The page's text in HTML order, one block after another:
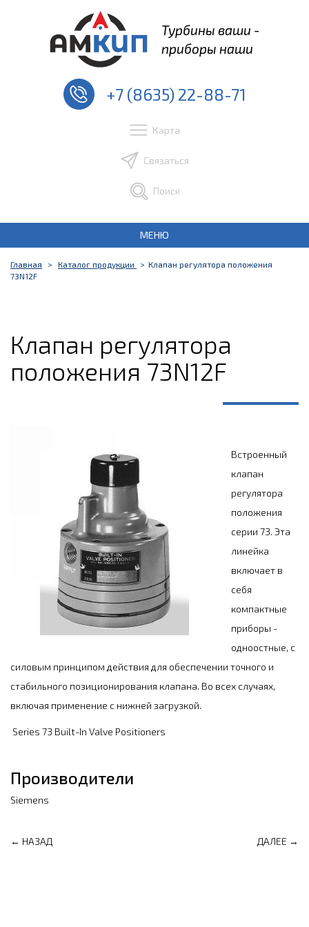
Турбины ваши -
приборы наши
+7 (8635) 22-88-71
Карта
Связаться
Поиск
МЕНЮ
Главная Каталог продукции
Клапан регулятора положения
73N12F
Клапан регулятора
положения 73N12F
Встроенный
клапан
регулятора
положения
серии 73. Эта
линейка
включает в
себя
компактные
приборы -
одноостные, с
силовым принципом действия для обеспечении точного и
стабильного позиционирования клапана. Во всех случаях,
включая применение с нижней загрузкой.
Series 73 Built-In Valve Positioners
Производители
Siemens
← НАЗАД ДАЛЕЕ →